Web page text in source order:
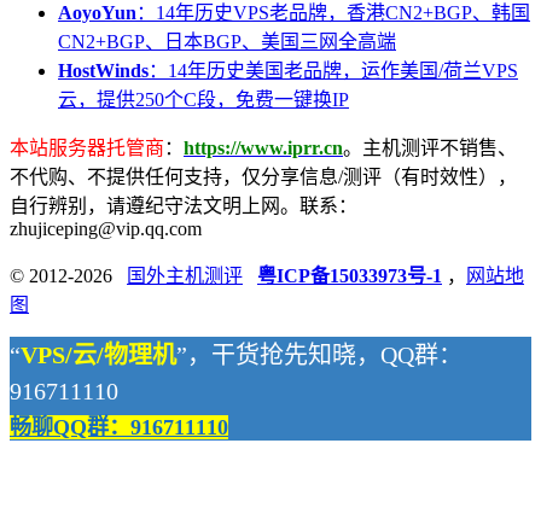
AoyoYun ：14年历史VPS老品牌，香港CN2+BGP、韩国
CN2+BGP、日本BGP、美国三网全高端
HostWinds：14年历史美国老品牌，运作美国/荷兰VPS
云，提供250个C段，免费一键换IP
本站服务器托管商 ： https://www.iprr.cn。主机测评不销售、
不代购、不提供任何支持，仅分享信息/测评（有时效性），
自行辨别，请遵纪守法文明上网。联系：
zhujiceping@vip.qq.com
© 2012-2026 国外主机测评 粤ICP备15033973号-1 ，
网站地
图
“VPS/云/物理机”，干货抢先知晓，QQ群：
916711110
畅聊QQ群：916711110